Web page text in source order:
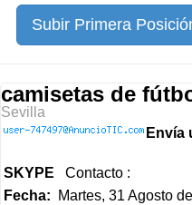
Subir Primera
camisetas de
Sevilla
Envía
SKYPE Contacto :
Fecha:
Martes, 31 Agosto